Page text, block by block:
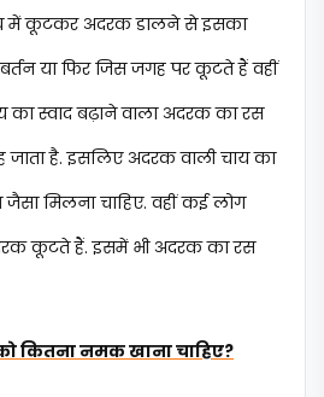
में कूटकर अदरक डालने से इसका
या फिर जिस जगह पर कूटते हैं वहीं
का स्वाद बढ़ाने वाला अदरक का रस
जाता है. इसलिए अदरक वाली चाय का
जैसा मिलना चाहिए. वहीं कई लोग
कूटते हैं. इसमें भी अदरक का रस
कितना नमक खाना चाहिए?